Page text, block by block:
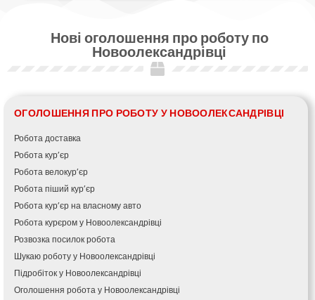
Нові оголошення про роботу по
Новоолександрівці
ОГОЛОШЕННЯ ПРО РОБОТУ У НОВООЛЕКСАНДРІВЦІ
Робота доставка
Робота кур’єр
Робота велокур’єр
Робота піший кур’єр
Робота кур’єр на власному авто
Робота курєром у Новоолександрівці
Розвозка посилок робота
Шукаю роботу у Новоолександрівці
Підробіток у Новоолександрівці
Оголошення робота у Новоолександрівці